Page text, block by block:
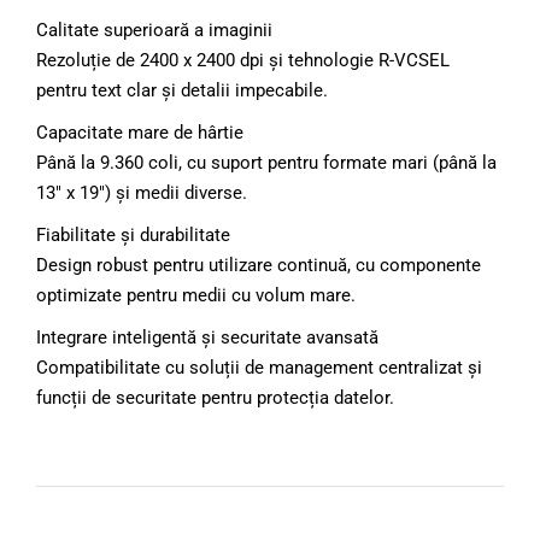
Calitate superioară a imaginii
Rezoluție de 2400 x 2400 dpi și tehnologie R-VCSEL
pentru text clar și detalii impecabile.
Capacitate mare de hârtie
Până la 9.360 coli, cu suport pentru formate mari (până la
13″ x 19″) și medii diverse.
Fiabilitate și durabilitate
Design robust pentru utilizare continuă, cu componente
optimizate pentru medii cu volum mare.
Integrare inteligentă și securitate avansată
Compatibilitate cu soluții de management centralizat și
funcții de securitate pentru protecția datelor.